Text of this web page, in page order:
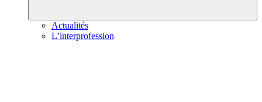
Actualités
L’interprofession